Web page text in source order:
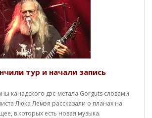
тур и начали запись
канадского дэс-метала Gorguts словами
Люка Лемэя рассказали о планах на
в которых есть новая музыка.